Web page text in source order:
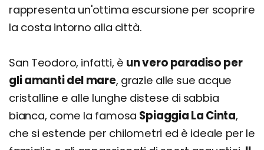
rappresenta un'ottima escursione per scoprire
la costa intorno alla città.
San Teodoro, infatti, è un vero paradiso per
gli amanti del mare, grazie alle sue acque
cristalline e alle lunghe distese di sabbia
bianca, come la famosa Spiaggia La Cinta,
che si estende per chilometri ed è ideale per le